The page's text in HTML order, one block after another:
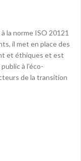
la norme ISO 20121
il met en place des
et éthiques et est
à l’éco-
de la transition